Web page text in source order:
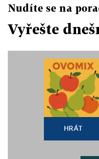
Nudíte se na
Vyřešte
HRÁT